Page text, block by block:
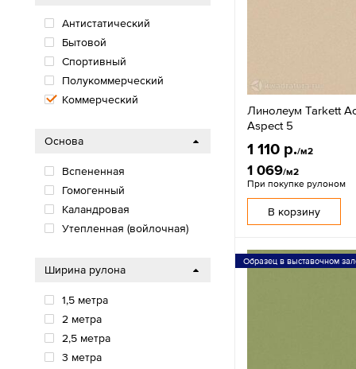
Линолеум Tarkett
Aspect 5
1 110 р./м2
1 069/м2
При покупке рулоном
В корзину
Образец в выставочном
Антистатический
Бытовой
Спортивный
Полукоммерческий
Коммерческий
Основа
Вспененная
Гомогенный
Каландровая
Утепленная (войлочная)
Ширина рулона
1,5 метра
2 метра
2,5 метра
3 метра